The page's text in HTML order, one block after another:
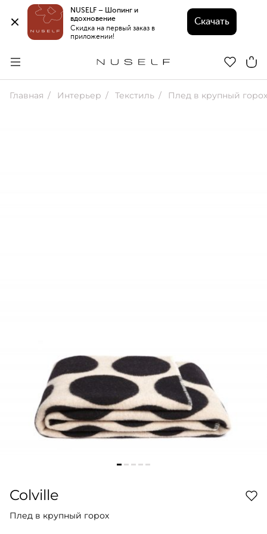
NUSELF – Шопинг и
вдохновение
Скидка на первый заказ в
приложении!
Скачать
Главная Интерьер Текстиль Плед в крупный горох
Colville
Плед в крупный горох